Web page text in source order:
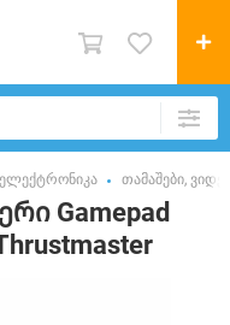
ელექტრონიკა თამაშები,
Gamepad